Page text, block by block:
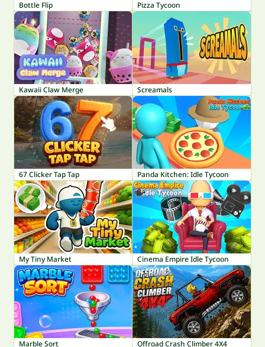
Bottle Flip Pizza Tycoon
Kawaii Claw Merge Screamals
67 Clicker Tap Tap Panda Kitchen: Idle Tycoon
My Tiny Market Cinema Empire Idle Tycoon
Marble Sort Offroad Crash Climber 4X4